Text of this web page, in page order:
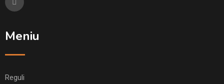
Meniu
Reguli